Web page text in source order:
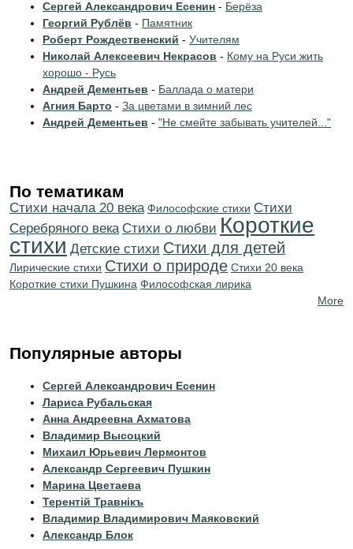
Сергей Александрович Есенин - Берёза
Георгий Рублёв - Памятник
Роберт Рождественский - Учителям
Николай Алексеевич Некрасов - Кому на Руси жить
хорошо - Русь
Андрей Дементьев - Баллада о матери
Агния Барто - За цветами в зимний лес
Андрей Дементьев - "Не смейте забывать учителей..."
По тематикам
Cтихи начала 20 века Философские стихи Cтихи
Серебряного века Стихи о любви Короткие
стихи Детские стихи Стихи для детей
Лирические стихи Стихи о природе Стихи 20 века
Короткие стихи Пушкина Философская лирика
More
Популярные авторы
Сергей Александрович Есенин
Лариса Рубальская
Анна Андреевна Ахматова
Владимир Высоцкий
Михаил Юрьевич Лермонтов
Александр Сергеевич Пушкин
Марина Цветаева
Терентiй Травнiкъ
Владимир Владимирович Маяковский
Александр Блок